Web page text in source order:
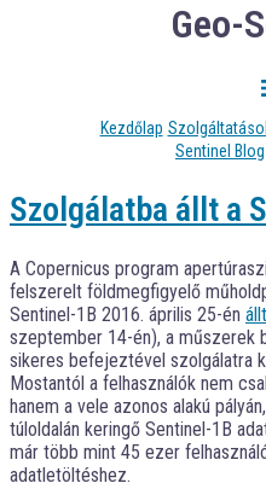
Geo-
Kezdőlap
Sentinel Blog
Szolgálatba állt a
A Copernicus program
felszerelt földmegfigyelő
Sentinel-1B 2016. április 25-én
szeptember 14-én), a műszerek
sikeres befejeztével szolgálatra
Mostantól a felhasználók nem
hanem a vele azonos alakú
túloldalán keringő Sentinel-1B
már több mint 45 ezer
adatletöltéshez.